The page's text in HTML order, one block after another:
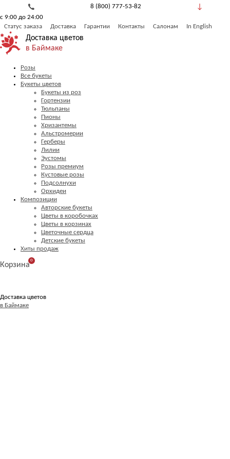
8 (800) 777-53-82
с 9:00 до 24:00
Статус заказа
Доставка Гарантии Контакты Салонам In English
Доставка цветов
в Баймаке
Розы
Все букеты
Букеты цветов
Букеты из роз
Гортензии
Тюльпаны
Пионы
Хризантемы
Альстромерии
Герберы
Лилии
Эустомы
Розы премиум
Кустовые розы
Подсолнухи
Орхидеи
Композиции
Авторские букеты
Цветы в коробочках
Цветы в корзинах
Цветочные сердца
Детские букеты
Хиты продаж
Корзина
0
Доставка цветов
в Баймаке